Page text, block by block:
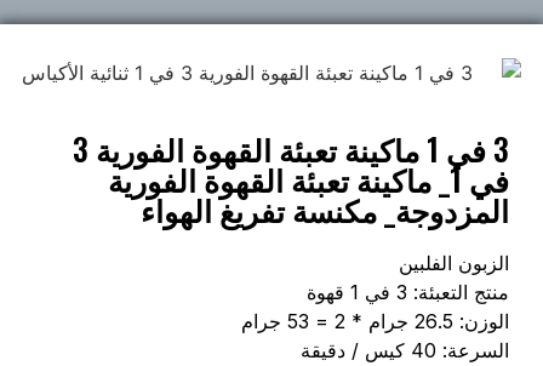
3 في 1 ماكينة تعبئة القهوة الفورية 3
في 1_ ماكينة تعبئة القهوة الفورية
المزدوجة_ مكنسة تفريغ الهواء
الزبون الفلبين
منتج التعبئة: 3 في 1 قهوة
الوزن: 26.5 جرام * 2 = 53 جرام
السرعة: 40 كيس / دقيقة